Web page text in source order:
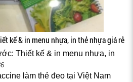
kế & in menu nhựa, in thẻ nhựa giá rẻ
Thiết kế & in menu nhựa, in
làm thẻ đeo tại Việt Nam